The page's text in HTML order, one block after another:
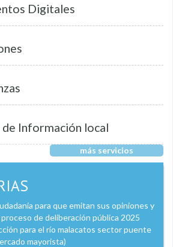
Digitales
de Información local
más servicios
para que emitan sus opiniones y
de deliberación pública 2025
para el río malacatos sector puente
mayorista)